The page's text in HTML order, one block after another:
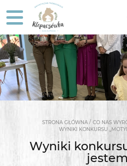
STRONA GŁÓWNA / CO NAS
WYNIKI KONKURSU
Wyniki